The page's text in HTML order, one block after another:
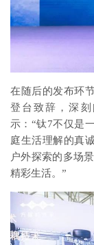
在随后的发布环
登台致辞，深
示：“钛7不仅是
庭生活理解的真
户外探索的多场
精彩生活。”